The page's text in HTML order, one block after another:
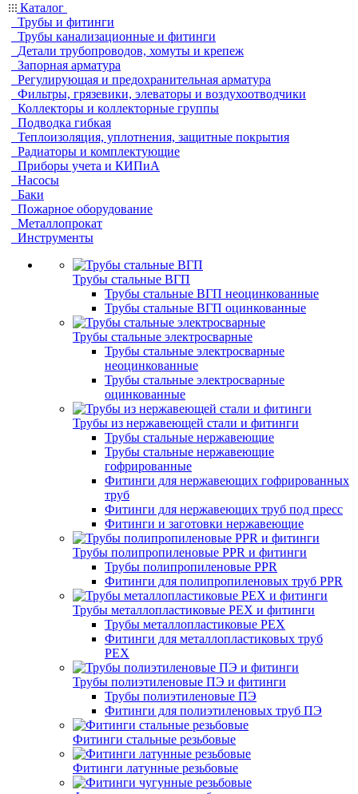
Каталог
Трубы и фитинги
Трубы канализационные и фитинги
Детали трубопроводов, хомуты и крепеж
Запорная арматура
Регулирующая и предохранительная арматура
Фильтры, грязевики, элеваторы и воздухоотводчики
Коллекторы и коллекторные группы
Подводка гибкая
Теплоизоляция, уплотнения, защитные покрытия
Радиаторы и комплектующие
Приборы учета и КИПиА
Насосы
Баки
Пожарное оборудование
Металлопрокат
Инструменты
Трубы стальные ВГП
Трубы стальные ВГП неоцинкованные
Трубы стальные ВГП оцинкованные
Трубы стальные электросварные
Трубы стальные электросварные
неоцинкованные
Трубы стальные электросварные
оцинкованные
Трубы из нержавеющей стали и фитинги
Трубы стальные нержавеющие
Трубы стальные нержавеющие
гофрированные
Фитинги для нержавеющих гофрированных
труб
Фитинги для нержавеющих труб под пресс
Фитинги и заготовки нержавеющие
Трубы полипропиленовые PPR и фитинги
Трубы полипропиленовые PPR
Фитинги для полипропиленовых труб PPR
Трубы металлопластиковые PEX и фитинги
Трубы металлопластиковые PEX
Фитинги для металлопластиковых труб
PEX
Трубы полиэтиленовые ПЭ и фитинги
Трубы полиэтиленовые ПЭ
Фитинги для полиэтиленовых труб ПЭ
Фитинги стальные резьбовые
Фитинги латунные резьбовые